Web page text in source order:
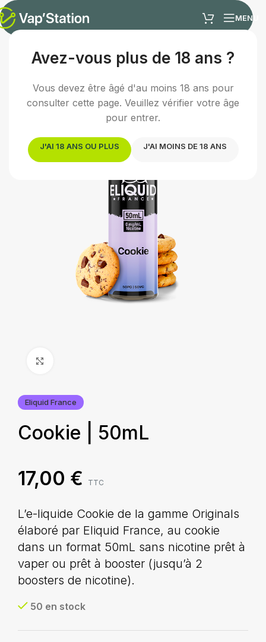
Avez-vous plus de 18 ans ?
Vous devez être âgé d'au moins 18 ans pour
consulter cette page. Veuillez vérifier votre âge
pour entrer.
J'AI 18 ANS OU PLUS J'AI MOINS DE 18 ANS
MENU
Accueil /E-liquides/E-liquide gourmand
Eliquid France
Cookie | 50mL
17,00 € TTC
L’e-liquide Cookie de la gamme Originals
élaboré par Eliquid France, au cookie
dans un format 50mL sans nicotine prêt à
vaper ou prêt à booster (jusqu’à 2
boosters de nicotine).
50 en stock